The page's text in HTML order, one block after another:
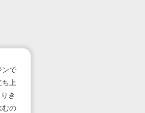
ンで
ち上
き
むの